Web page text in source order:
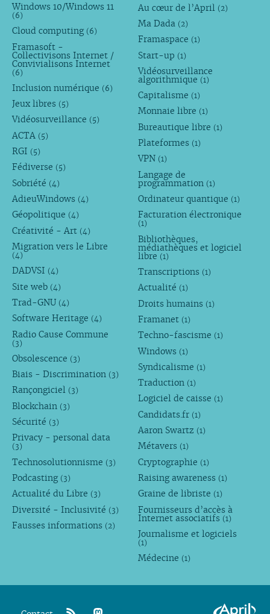
Windows 10/Windows 11
(6)
Cloud computing (6)
Framasoft -
Collectivisons Internet /
Convivialisons Internet
(6)
Inclusion numérique (6)
Jeux libres (5)
Vidéosurveillance (5)
ACTA (5)
RGI (5)
Fédiverse (5)
Sobriété (4)
AdieuWindows (4)
Géopolitique (4)
Créativité - Art (4)
Migration vers le Libre
(4)
DADVSI (4)
Site web (4)
Trad-GNU (4)
Software Heritage (4)
Radio Cause Commune
(3)
Obsolescence (3)
Biais - Discrimination (3)
Rançongiciel (3)
Blockchain (3)
Sécurité (3)
Privacy - personal data
(3)
Technosolutionnisme (3)
Podcasting (3)
Actualité du Libre (3)
Diversité - Inclusivité (3)
Fausses informations (2)
Au cœur de l’April (2)
Ma Dada (2)
Framaspace (1)
Start-up (1)
Vidéosurveillance
algorithmique (1)
Capitalisme (1)
Monnaie libre (1)
Bureautique libre (1)
Plateformes (1)
VPN (1)
Langage de
programmation (1)
Ordinateur quantique (1)
Facturation électronique
(1)
Bibliothèques,
médiathèques et logiciel
libre (1)
Transcriptions (1)
Actualité (1)
Droits humains (1)
Framanet (1)
Techno-fascisme (1)
Windows (1)
Syndicalisme (1)
Traduction (1)
Logiciel de caisse (1)
Candidats.fr (1)
Aaron Swartz (1)
Métavers (1)
Cryptographie (1)
Raising awareness (1)
Graine de libriste (1)
Fournisseurs d’accès à
Internet associatifs (1)
Journalisme et logiciels
(1)
Médecine (1)